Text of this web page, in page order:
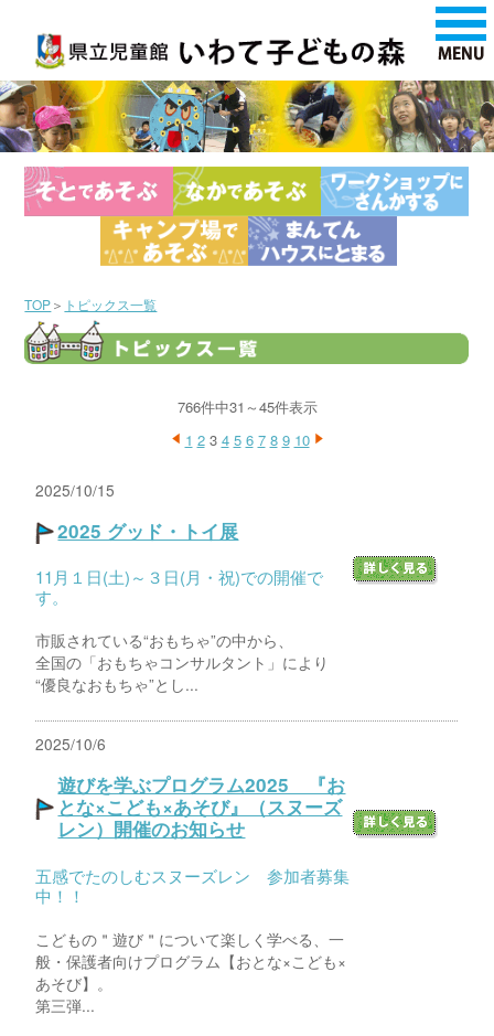
TOP＞ トピックス一覧
766件中31～45件表示
1 23 4 5 6 7 8 9 10
2025/10/15
2025 グッド・トイ展
11月１日(土)～３日(月・祝)での開催で
す。
市販されている“おもちゃ”の中から、
全国の「おもちゃコンサルタント」により
“優良なおもちゃ”とし...
2025/10/6
遊びを学ぶプログラム2025 『お
とな×こども×あそび』（スヌーズ
レン）開催のお知らせ
五感でたのしむスヌーズレン 参加者募集
中！！
こどもの＂遊び＂について楽しく学べる、一
般・保護者向けプログラム【おとな×こども×
あそび】。
第三弾...